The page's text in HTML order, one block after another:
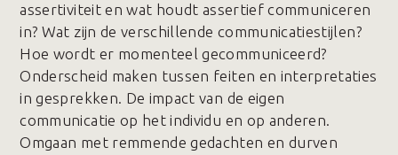
assertiviteit en wat houdt assertief communiceren
in? Wat zijn de verschillende communicatiestijlen?
Hoe wordt er momenteel gecommuniceerd?
Onderscheid maken tussen feiten en interpretaties
in gesprekken. De impact van de eigen
communicatie op het individu en op anderen.
Omgaan met remmende gedachten en durven